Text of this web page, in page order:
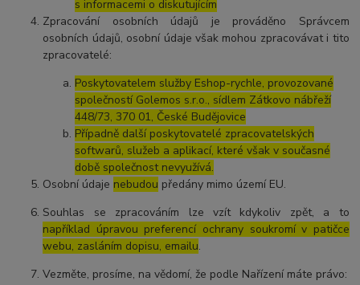
s informacemi o diskutujícím
Zpracování osobních údajů je prováděno Správcem
osobních údajů, osobní údaje však mohou zpracovávat i tito
zpracovatelé:
Poskytovatelem služby Eshop-rychle, provozované
společností Golemos s.r.o., sídlem Zátkovo nábřeží
448/73, 370 01, České Budějovice
Případně další poskytovatelé zpracovatelských
softwarů, služeb a aplikací, které však v současné
době společnost nevyužívá.
Osobní údaje nebudou předány mimo území EU.
Souhlas se zpracováním lze vzít kdykoliv zpět, a to
například úpravou preferencí ochrany soukromí v patičce
webu, zasláním dopisu, emailu.
Vezměte, prosíme, na vědomí, že podle Nařízení máte právo: